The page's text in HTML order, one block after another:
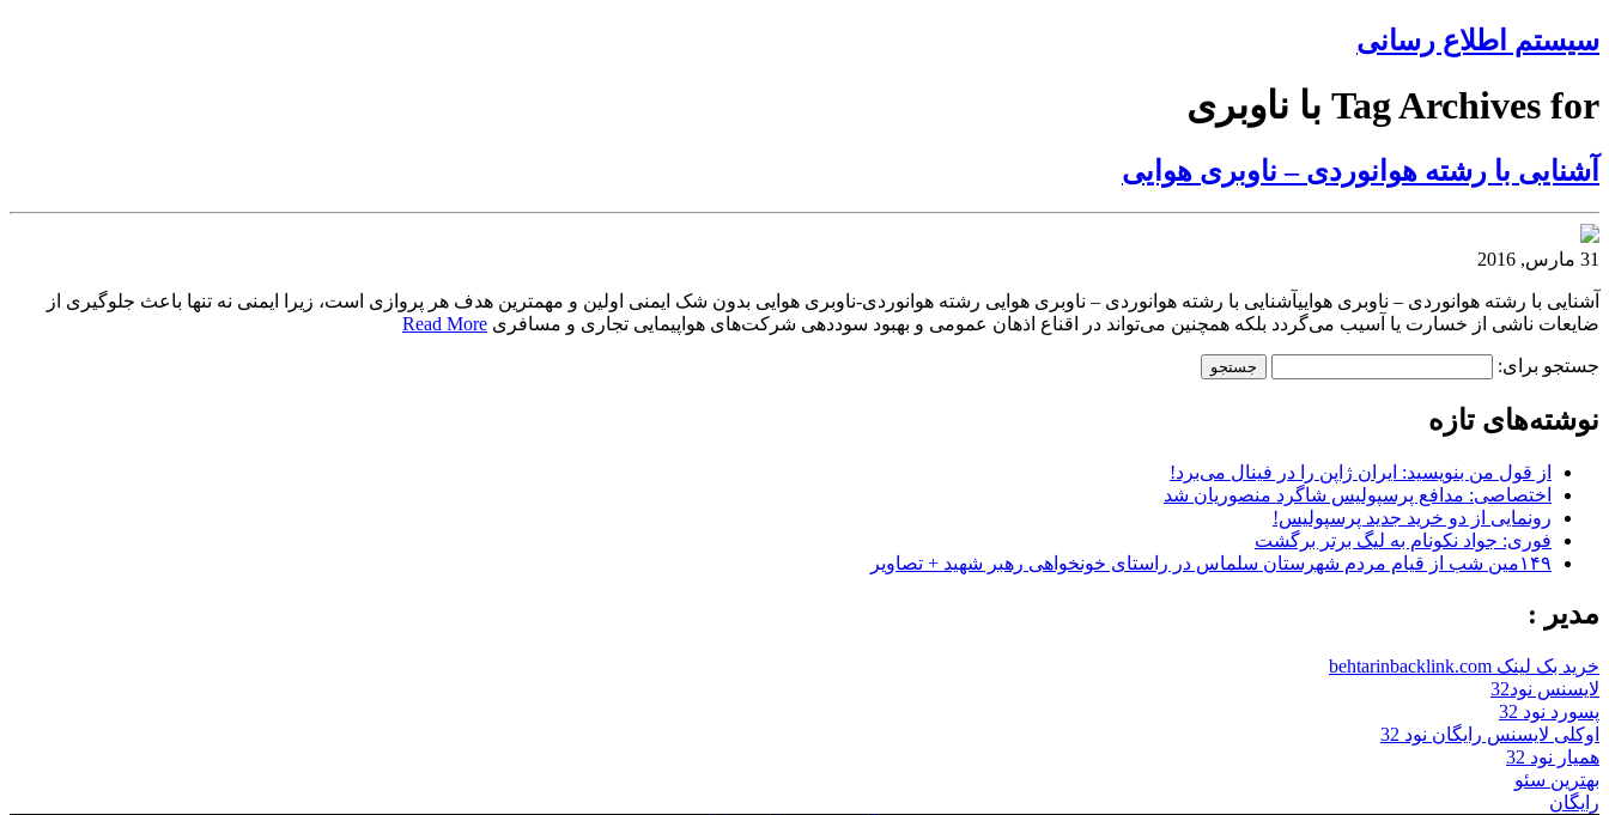
سیستم اطلاع رسانی
Tag Archives for با ناوبری
آشنایی با رشته هوانوردی – ناوبری هوایی
31 مارس, 2016
آشنایی با رشته هوانوردی – ناوبری هواییآشنایی با رشته هوانوردی – ناوبری هوایی رشته هوانوردی-ناوبری هوایی بدون شک ایمنی اولین و مهمترین هدف هر پروازی است، زیرا ایمنی نه تنها باعث جلوگیری از
ضایعات ناشی از خسارت یا آسیب می‌گردد بلکه همچنین می‌تواند در اقناع اذهان عمومی و بهبود سوددهی شرکت‌های هواپیمایی تجاری و مسافری Read More
جستجو برای:
نوشته‌های تازه
از قول من بنویسید: ایران ژاپن را در فینال می‌برد!
اختصاصی: مدافع پرسپولیس شاگرد منصوریان شد
رونمایی از دو خرید جدید پرسپولیس!
فوری: جواد نکونام به لیگ برتر برگشت
۱۴۹مین شب از قیام مردم شهرستان سلماس در راستای خونخواهی رهبر شهید + تصاویر
مدیر :
خرید بک لینک behtarinbacklink.com
لایسنس نود32
پسورد نود 32
اوکلی لایسنس رایگان نود 32
همیار نود 32
بهترین سئو
رایگان